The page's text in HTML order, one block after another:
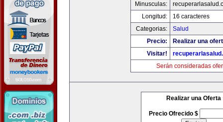
Minusculas:
Longitud:
16 caracteres
Categorias:
Salud
Precio:
Realizar una
Visitar!
Serán consideradas
Realizar una Oferta
Precio Ofrecido $